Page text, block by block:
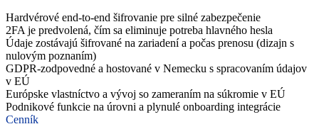
Hardvérové end-to-end šifrovanie pre silné zabezpečenie
2FA je predvolená, čím sa eliminuje potreba hlavného hesla
Údaje zostávajú šifrované na zariadení a počas prenosu (dizajn s
nulovým poznaním)
GDPR-zodpovedné a hostované v Nemecku s spracovaním údajov
v EÚ
Európske vlastníctvo a vývoj so zameraním na súkromie v EÚ
Podnikové funkcie na úrovni a plynulé onboarding integrácie
Cenník